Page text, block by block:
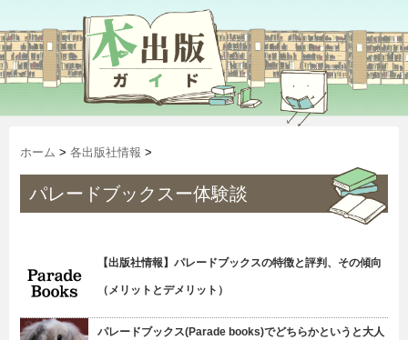
ホーム > 各出版社情報 >
パレードブックスー体験談
【出版社情報】パレードブックスの特徴と評判、その傾向
（メリットとデメリット）
パレードブックス(Parade books)でどちらかというと大人